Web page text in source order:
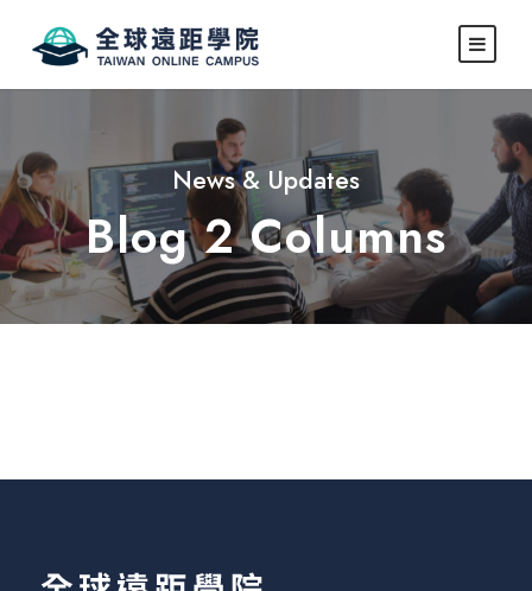
News & Updates
Blog 2 Columns